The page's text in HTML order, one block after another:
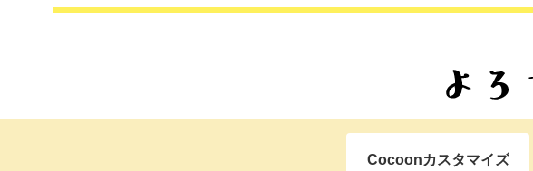
Cocoonカスタマイズ